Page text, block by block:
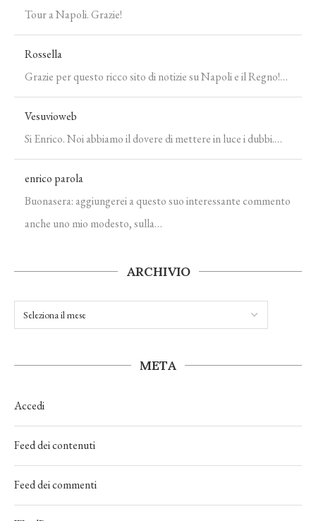
Tour a Napoli. Grazie!
Rossella
Grazie per questo ricco sito di notizie su Napoli e il Regno!…
Vesuvioweb
Si Enrico. Noi abbiamo il dovere di mettere in luce i dubbi.…
enrico parola
Buonasera: aggiungerei a questo suo interessante commento
anche uno mio modesto, sulla…
ARCHIVIO
META
Accedi
Feed dei contenuti
Feed dei commenti